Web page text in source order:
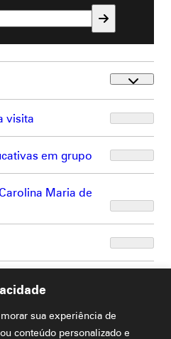
sua experiência de
conteúdo personalizado e
visita
em grupo
Maria de